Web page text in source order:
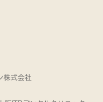
株式会社